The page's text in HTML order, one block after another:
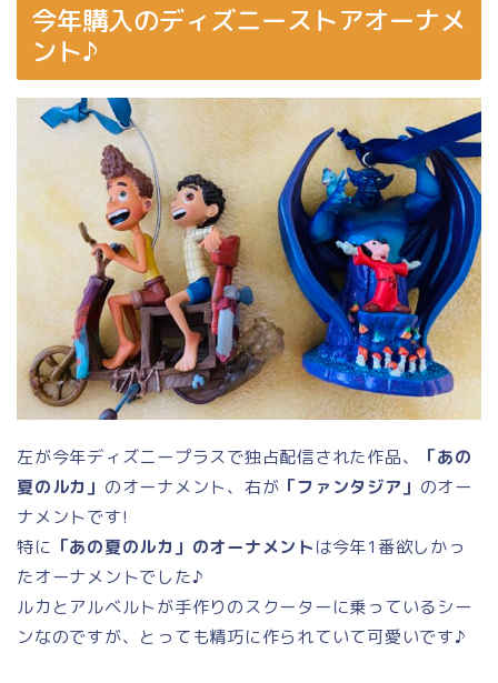
今年購入のディズニーストアオーナメ
ント♪
左が今年ディズニープラスで独占配信された作品、
「あの
夏のルカ」 のオーナメント、右が 「ファンタジア」 のオー
ナメントです!
特に 「あの夏のルカ」のオーナメントは今年1番欲しかっ
たオーナメントでした♪
ルカとアルベルトが手作りのスクーターに乗っているシー
ンなのですが、とっても精巧に作られていて可愛いです♪